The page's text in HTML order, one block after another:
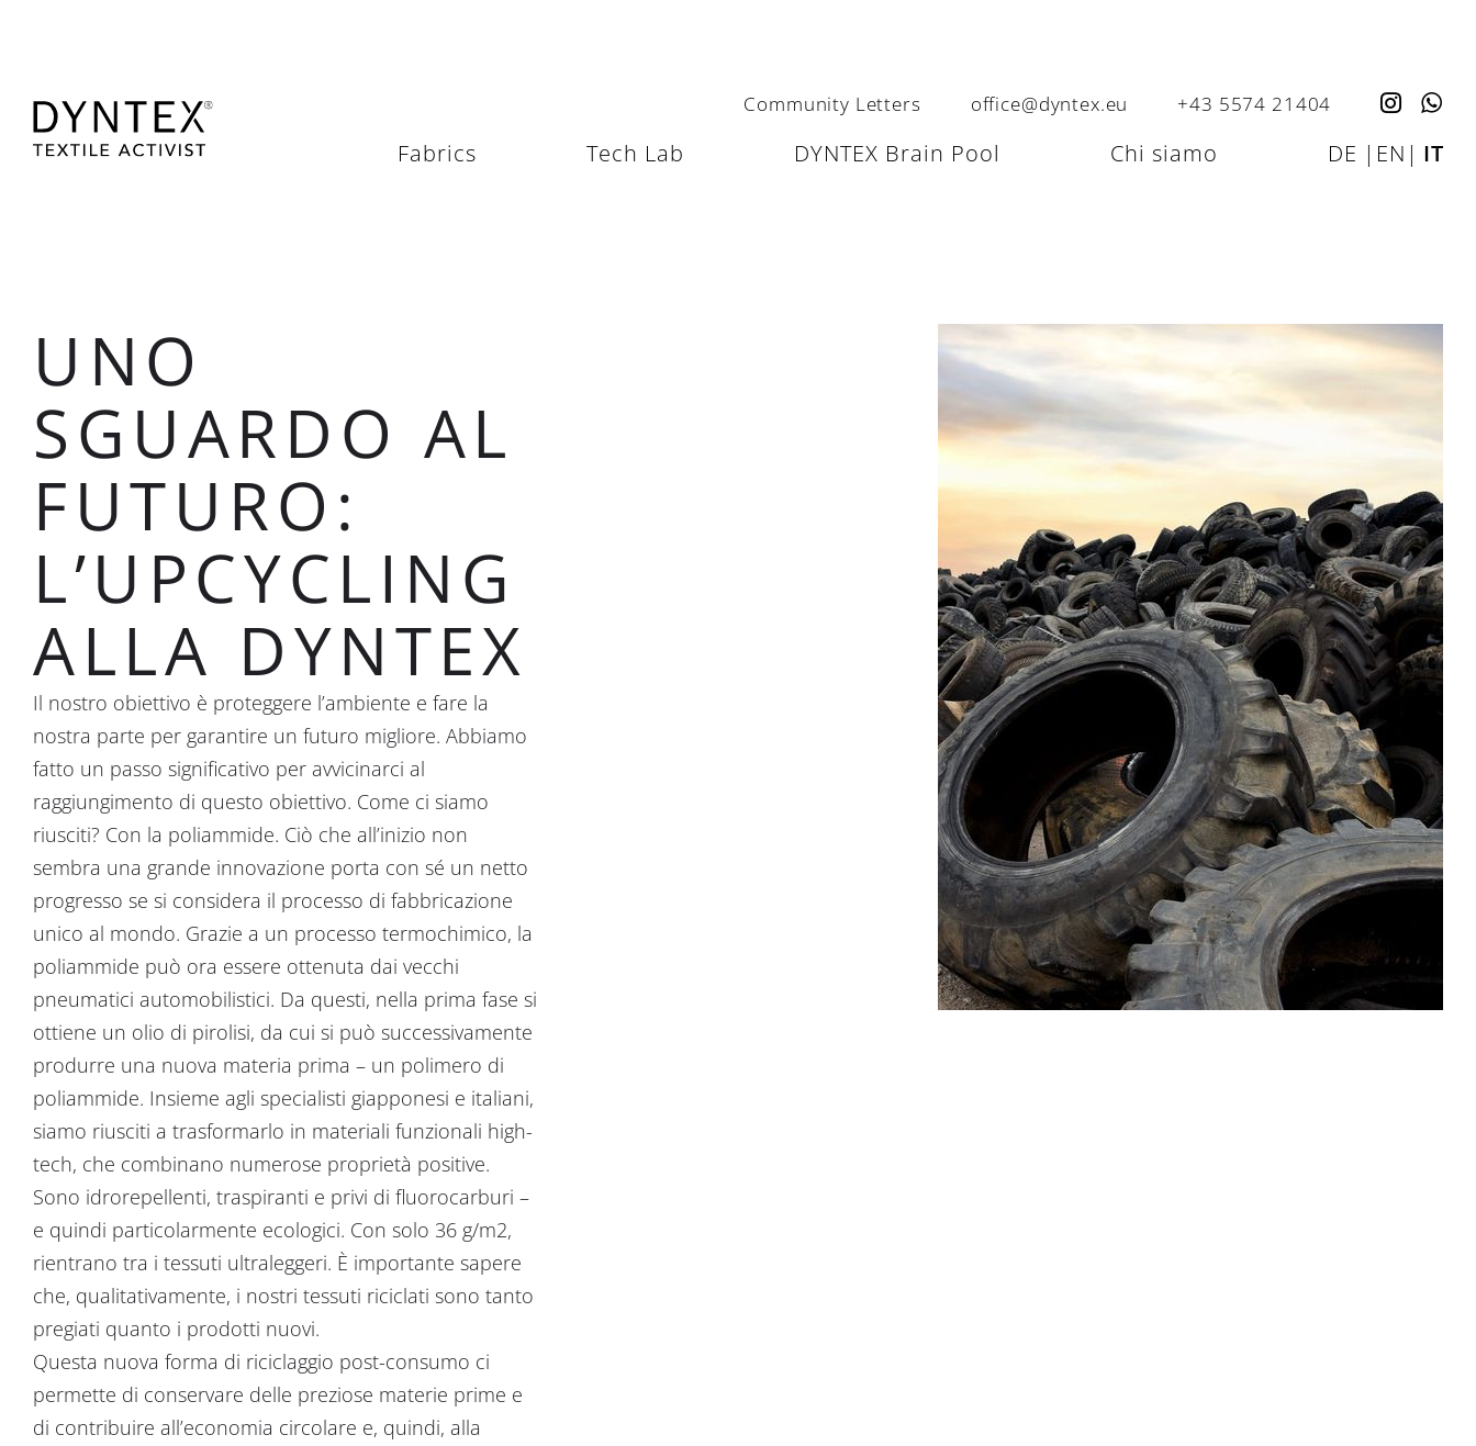
Community Letters office@dyntex.eu +43 5574 21404
Fabrics Tech Lab DYNTEX Brain Pool Chi siamo DE | EN | IT
UNO
SGUARDO AL
FUTURO:
L’UPCYCLING
ALLA DYNTEX
Il nostro obiettivo è proteggere l’ambiente e fare la
nostra parte per garantire un futuro migliore. Abbiamo
fatto un passo significativo per avvicinarci al
raggiungimento di questo obiettivo. Come ci siamo
riusciti? Con la poliammide. Ciò che all’inizio non
sembra una grande innovazione porta con sé un netto
progresso se si considera il processo di fabbricazione
unico al mondo. Grazie a un processo termochimico, la
poliammide può ora essere ottenuta dai vecchi
pneumatici automobilistici. Da questi, nella prima fase si
ottiene un olio di pirolisi, da cui si può successivamente
produrre una nuova materia prima – un polimero di
poliammide. Insieme agli specialisti giapponesi e italiani,
siamo riusciti a trasformarlo in materiali funzionali high-
tech, che combinano numerose proprietà positive.
Sono idrorepellenti, traspiranti e privi di fluorocarburi –
e quindi particolarmente ecologici. Con solo 36 g/m2,
rientrano tra i tessuti ultraleggeri. È importante sapere
che, qualitativamente, i nostri tessuti riciclati sono tanto
pregiati quanto i prodotti nuovi.
Questa nuova forma di riciclaggio post-consumo ci
permette di conservare delle preziose materie prime e
di contribuire all’economia circolare e, quindi, alla